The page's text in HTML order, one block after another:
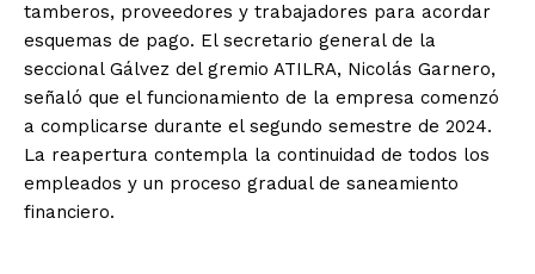
tamberos, proveedores y trabajadores para acordar
esquemas de pago. El secretario general de la
seccional Gálvez del gremio ATILRA, Nicolás Garnero,
señaló que el funcionamiento de la empresa comenzó
a complicarse durante el segundo semestre de 2024.
La reapertura contempla la continuidad de todos los
empleados y un proceso gradual de saneamiento
financiero.